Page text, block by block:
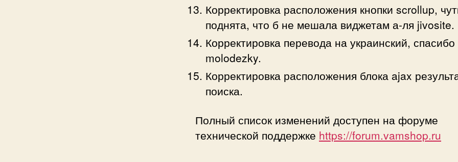
Корректировка расположения кнопки scrollup,
поднята, что б не мешала виджетам а-ля jivosite.
Корректировка перевода на украинский, спасибо
molodezky.
Корректировка расположения блока ajax
поиска.
Полный список изменений доступен на форуме
технической поддержке https://forum.vamshop.ru